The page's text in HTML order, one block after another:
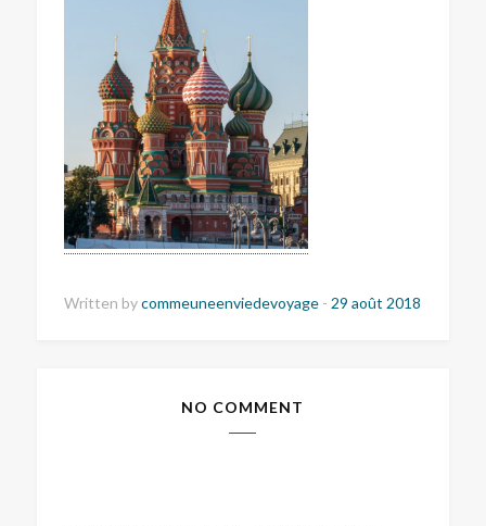
Written bycommeuneenviedevoyage - 29 août 2018
NO COMMENT